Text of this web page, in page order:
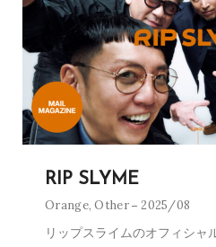
RIP SLYME
Orange,Other 2025/08
リップスライムのオフィシャ